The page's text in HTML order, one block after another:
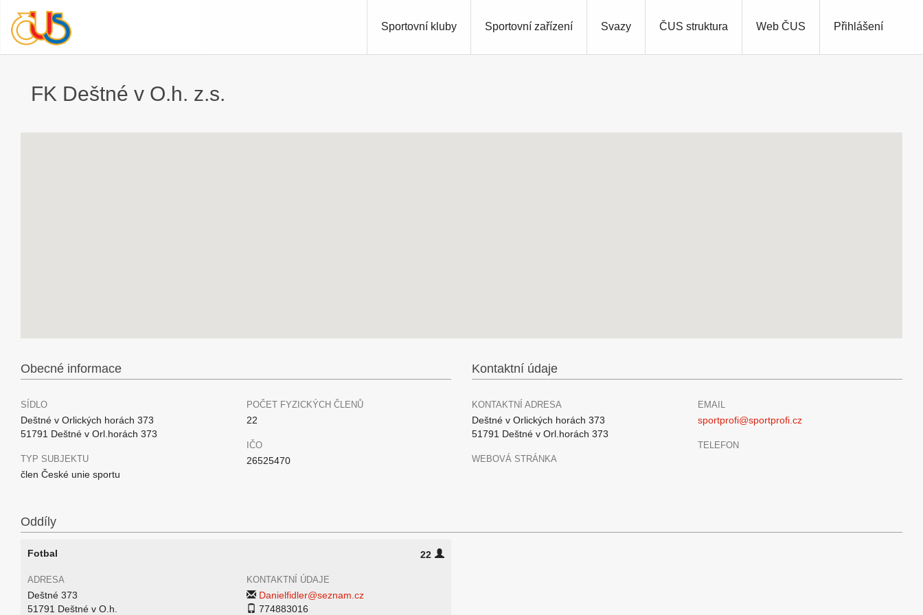
Přihlášení
Sportovní kluby Sportovní zařízení Svazy ČUS struktura Web ČUS
FK Deštné v O.h. z.s.
Obecné informace
SÍDLO
Deštné v Orlických horách 373
51791 Deštné v Orl.horách 373
TYP SUBJEKTU
člen České unie sportu
POČET FYZICKÝCH ČLENŮ
22
IČO
26525470
Kontaktní údaje
KONTAKTNÍ ADRESA
Deštné v Orlických horách 373
51791 Deštné v Orl.horách 373
WEBOVÁ STRÁNKA
EMAIL
sportprofi@sportprofi.cz
TELEFON
Oddíly
Fotbal 22
ADRESA
Deštné 373
51791 Deštné v O.h.
KONTAKTNÍ ÚDAJE
Danielfidler@seznam.cz
774883016